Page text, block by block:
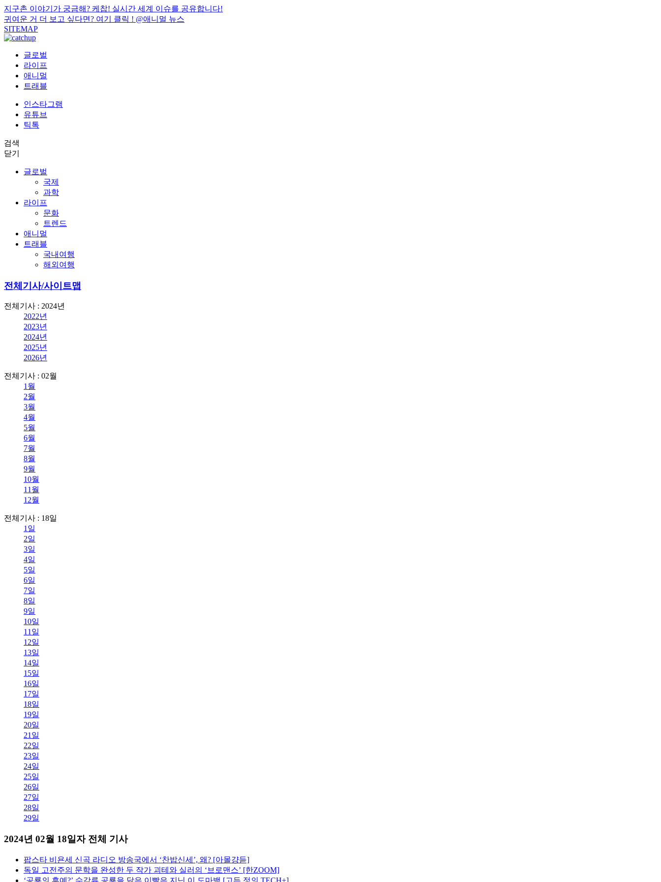
지구촌 이야기가 궁금해? 케찹! 실시간 세계 이슈를 공유합니다!
귀여운 거 더 보고 싶다면? 여기 클릭 ! @애니멀 뉴스
SITEMAP
글로벌
라이프
애니멀
트래블
인스타그램
유튜브
틱톡
검색
닫기
글로벌
국제
과학
라이프
문화
트렌드
애니멀
트래블
국내여행
해외여행
전체기사/사이트맵
전체기사 : 2024년
2022년
2023년
2024년
2025년
2026년
전체기사 : 02월
1월
2월
3월
4월
5월
6월
7월
8월
9월
10월
11월
12월
전체기사 : 18일
1일
2일
3일
4일
5일
6일
7일
8일
9일
10일
11일
12일
13일
14일
15일
16일
17일
18일
19일
20일
21일
22일
23일
24일
25일
26일
27일
28일
29일
2024년 02월 18일자 전체 기사
팝스타 비욘세 신곡 라디오 방송국에서 ‘찬밥신세’, 왜? [아몰걍듣]
독일 고전주의 문학을 완성한 두 작가 괴테와 실러의 ‘브로맨스’ [한ZOOM]
‘공룡의 후예?’ 수각류 공룡을 닮은 이빨은 지닌 이 도마뱀 [고든 정의 TECH+]